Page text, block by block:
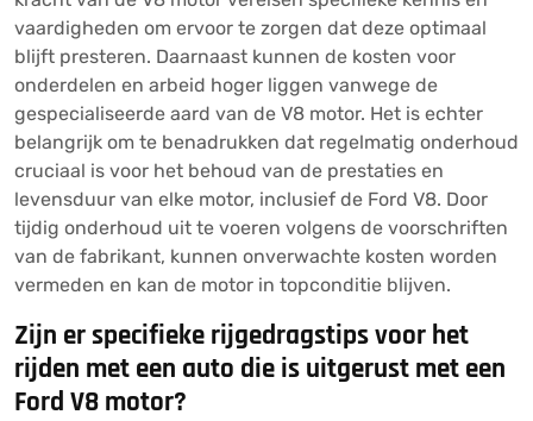
vaardigheden om ervoor te zorgen dat deze optimaal
blijft presteren. Daarnaast kunnen de kosten voor
onderdelen en arbeid hoger liggen vanwege de
gespecialiseerde aard van de V8 motor. Het is echter
belangrijk om te benadrukken dat regelmatig onderhoud
cruciaal is voor het behoud van de prestaties en
levensduur van elke motor, inclusief de Ford V8. Door
tijdig onderhoud uit te voeren volgens de voorschriften
van de fabrikant, kunnen onverwachte kosten worden
vermeden en kan de motor in topconditie blijven.
Zijn er specifieke rijgedragstips voor het
rijden met een auto die is uitgerust met een
Ford V8 motor?